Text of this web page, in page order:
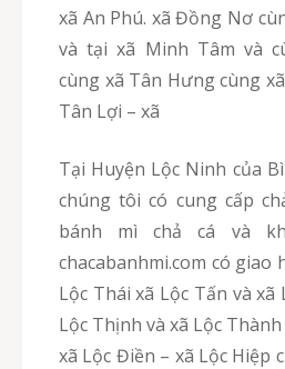
xã An Phú. xã Đồng Nơ
và tại xã Minh Tâm và
cùng xã Tân Hưng cùng
Tân Lợi – xã
Tại Huyện Lộc Ninh của Bình Phước, hiện tại
chúng tôi có cung cấp
bánh mì chả cá và
chacabanhmi.com có
Lộc Thái xã Lộc Tấn và xã
Lộc Thịnh và xã Lộc
xã Lộc Điền – xã Lộc Hiệp